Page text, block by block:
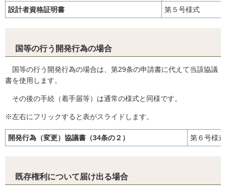
設計者資格証明書 第５号様式
国等の行う開発行為の場合
国等の行う開発行為の場合は、第29条の申請書に代えて当該協議
書を使用します。
その後の手続（着手届等）は通常の様式と同様です。
※左右にフリックすると表がスライドします。
開発行為（変更）協議書（34条の２） 第６号様
既存権利について届け出る場合